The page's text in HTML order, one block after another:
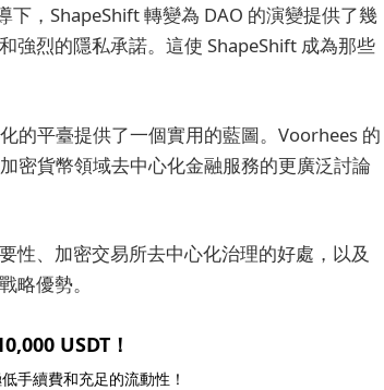
，ShapeShift 轉變為 DAO 的演變提供了幾
強烈的隱私承諾。這使 ShapeShift 成為那些
的平臺提供了一個實用的藍圖。Voorhees 的
密貨幣領域去中心化金融服務的更廣泛討論
性、加密交易所去中心化治理的好處，以及
略優勢。
USDT！
手續費和充足的流動性！